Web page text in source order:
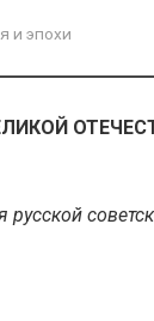
и эпохи
русской